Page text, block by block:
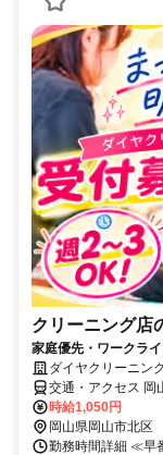
クリーニング店
家庭優先・ワークラ
ダイヤクリーニン
交通・アクセス 岡
時給1,050円
岡山県岡山市北区
勤務時間詳細 ≪早